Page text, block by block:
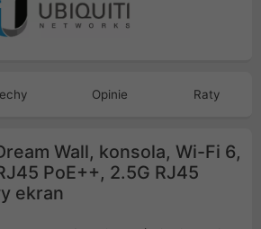
Opinie Raty
Wall, konsola, Wi-Fi 6,
PoE++, 2.5G RJ45
ekran